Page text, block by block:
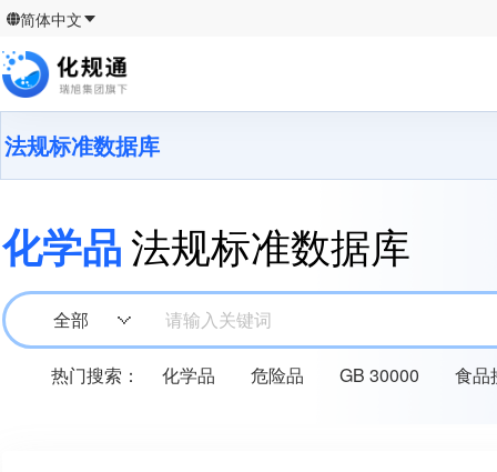
简体中文
法规标准数据库
化学品法规标准数据库
全部 请输入关键词
热门搜索： 化学品 危险品 GB 30000 食品